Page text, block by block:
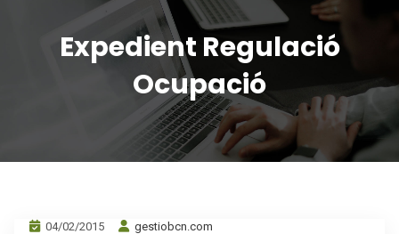
Expedient Regulació
Ocupació
04/02/2015
gestiobcn.com